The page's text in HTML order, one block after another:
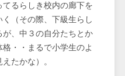
てるらしき校内の廊下を
（その際、下級生らし
、中３の自分たちとか
・・まるで小学生のよ
たかな）。